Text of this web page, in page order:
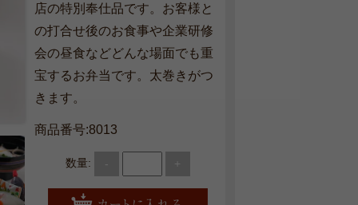
店の特別奉仕品です。お客様と
の打合せ後のお食事や企業研修
会の昼食などどんな場面でも重
宝するお弁当です。太巻きがつ
きます。
商品番号:8013
数量: - +